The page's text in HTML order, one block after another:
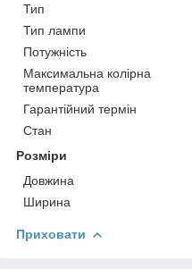
Тип
Тип лампи
Потужність
Максимальна колірна
температура
Гарантійний термін
Стан
Розміри
Довжина
Ширина
Приховати